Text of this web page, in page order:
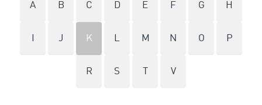
A B C D E F G H
J K L M N O P
R S V